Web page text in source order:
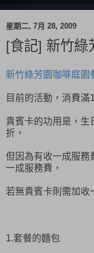
星期二, 7月 28, 2009
[食記] 新竹綠
新竹綠芳園咖啡庭園
目前的活動，消費滿
貴賓卡的功用是，生
折，
但因為有收一成服務
一成服務費，
若無貴賓卡則需加收
1.套餐的麵包